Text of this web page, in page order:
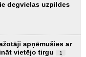
degvielas uzpildes
apņēmušies ar
vietējo tirgu
1